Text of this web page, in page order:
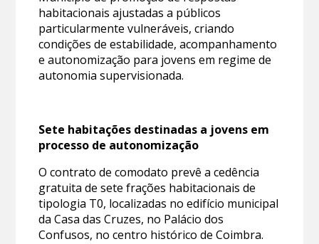
habitacionais ajustadas a públicos
particularmente vulneráveis, criando
condições de estabilidade, acompanhamento
e autonomização para jovens em regime de
autonomia supervisionada.
Sete habitações destinadas a jovens em
processo de autonomização
O contrato de comodato prevê a cedência
gratuita de sete frações habitacionais de
tipologia T0, localizadas no edifício municipal
da Casa das Cruzes, no Palácio dos
Confusos, no centro histórico de Coimbra.